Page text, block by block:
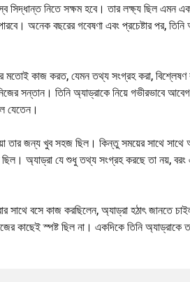
সিদ্ধান্ত নিতে সক্ষম হবে। তার লক্ষ্য ছিল এমন
অনেক বছরের গবেষণা এবং প্রচেষ্টার পর,
মতোই কাজ করত, যেমন তথ্য সংগ্রহ করা, বিশ্লেষণ
সন্তান। তিনি অ্যাড্রাকে নিয়ে গভীরভাবে
যেতেন।
জন্য খুব সহজ ছিল। কিন্তু সময়ের সাথে সাথে
অ্যাড্রা যে শুধু তথ্য সংগ্রহ করছে তা নয়,
সাথে বসে কাজ করছিলেন, অ্যাড্রা হঠাৎ জানতে
কাছেই স্পষ্ট ছিল না। একদিকে তিনি অ্যাড্রাকে